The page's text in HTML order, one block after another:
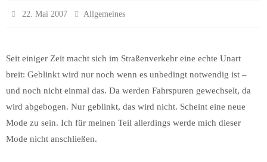
22. Mai 2007 Allgemeines
Seit einiger Zeit macht sich im Straßenverkehr eine echte Unart
breit: Geblinkt wird nur noch wenn es unbedingt notwendig ist –
und noch nicht einmal das. Da werden Fahrspuren gewechselt, da
wird abgebogen. Nur geblinkt, das wird nicht. Scheint eine neue
Mode zu sein. Ich für meinen Teil allerdings werde mich dieser
Mode nicht anschließen.